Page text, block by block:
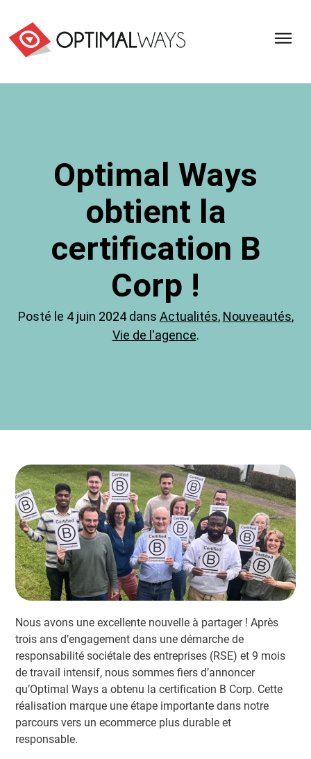
Ways,
d'optimisationOptimal Ways
obtient la
certification B
Corp !
Posté le 4 juin 2024 dans Actualités, Nouveautés,
Vie de l'agence.
Nous avons une excellente nouvelle à partager ! Après
trois ans d’engagement dans une démarche de
responsabilité sociétale des entreprises (RSE) et 9 mois
de travail intensif, nous sommes fiers d’annoncer
qu’Optimal Ways a obtenu la certification B Corp. Cette
réalisation marque une étape importante dans notre
parcours vers un ecommerce plus durable et
responsable.